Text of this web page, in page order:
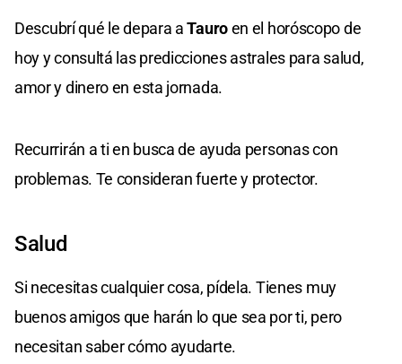
Descubrí qué le depara aTauroen el horóscopo de
hoy y consultá las predicciones astrales para salud,
amor y dinero en esta jornada.
Recurrirán a ti en busca de ayuda personas con
problemas. Te consideran fuerte y protector.
Salud
Si necesitas cualquier cosa, pídela. Tienes muy
buenos amigos que harán lo que sea por ti, pero
necesitan saber cómo ayudarte.